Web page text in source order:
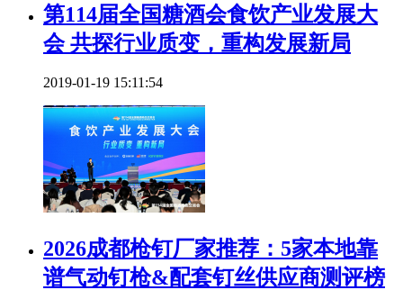
第114届全国糖酒会食饮产业发展大
会 共探行业质变，重构发展新局
2019-01-19 15:11:54
2026成都枪钉厂家推荐：5家本地靠
谱气动钉枪&配套钉丝供应商测评榜